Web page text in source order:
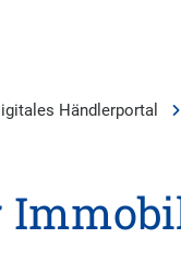
Händlerportal